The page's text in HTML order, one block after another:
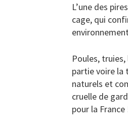
L’une des
cage, qui
Poules,
partie voire la
naturels et
cruelle de
pour la France